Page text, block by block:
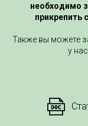
необходимо
прикрепить
Также вы можете
у